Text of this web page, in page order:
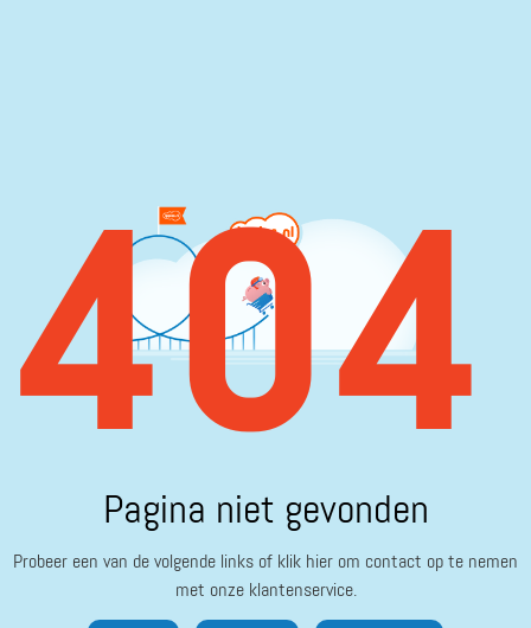
404
Pagina niet gevonden
Probeer een van de volgende links of klik hier om contact op te nemen
met onze klantenservice.